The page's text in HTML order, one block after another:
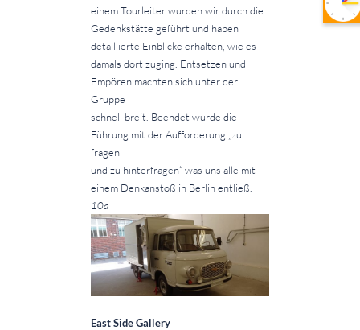
einem Tourleiter wurden wir durch die
Gedenkstätte geführt und haben
detaillierte Einblicke erhalten, wie es
damals dort zuging. Entsetzen und
Empören machten sich unter der
Gruppe
schnell breit. Beendet wurde die
Führung mit der Aufforderung „zu
fragen
und zu hinterfragen“ was uns alle mit
einem Denkanstoß in Berlin entließ.
10a
East Side Gallery